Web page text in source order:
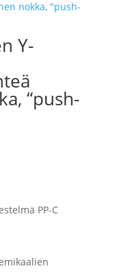
Y-
“push-
PP-C